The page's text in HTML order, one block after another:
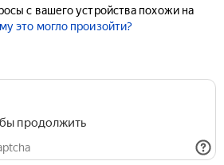
с вашего устройства похожи на
это могло произойти?
продолжить